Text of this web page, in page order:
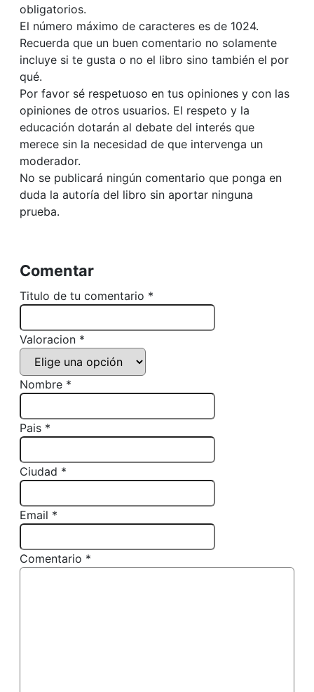
obligatorios.
El número máximo de caracteres es de 1024.
Recuerda que un buen comentario no solamente
incluye si te gusta o no el libro sino también el por
qué.
Por favor sé respetuoso en tus opiniones y con las
opiniones de otros usuarios. El respeto y la
educación dotarán al debate del interés que
merece sin la necesidad de que intervenga un
moderador.
No se publicará ningún comentario que ponga en
duda la autoría del libro sin aportar ninguna
prueba.
Comentar
Titulo de tu comentario *
Valoracion *
Nombre *
Pais *
Ciudad *
Email *
Comentario *